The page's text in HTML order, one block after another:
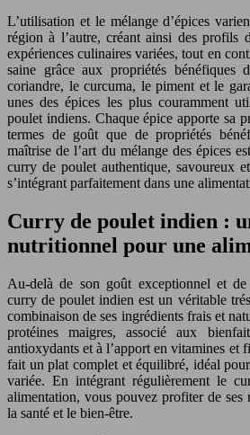
L’utilisation et le mélange d’épices
région à l’autre, créant ainsi des profils
expériences culinaires variées, tout en
saine grâce aux propriétés bénéfiques
coriandre, le curcuma, le piment et le
unes des épices les plus couramment
poulet indiens. Chaque épice apporte sa
termes de goût que de propriétés
maîtrise de l’art du mélange des épices
curry de poulet authentique, savoureux
s’intégrant parfaitement dans une
Curry de poulet indien :
nutritionnel pour une
Au-delà de son goût exceptionnel et
curry de poulet indien est un véritable
combinaison de ses ingrédients frais et
protéines maigres, associé aux
antioxydants et à l’apport en vitamines et
fait un plat complet et équilibré, idéal
variée. En intégrant régulièrement le
alimentation, vous pouvez profiter de ses
la santé et le bien-être.